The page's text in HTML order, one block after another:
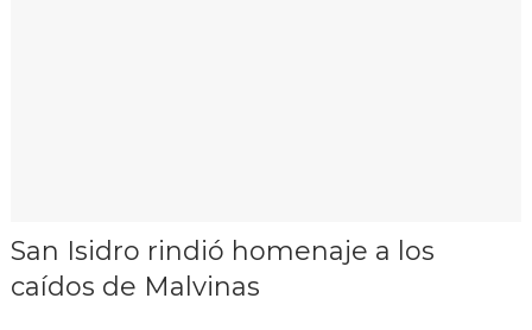
San Isidro rindió homenaje a los
caídos de Malvinas